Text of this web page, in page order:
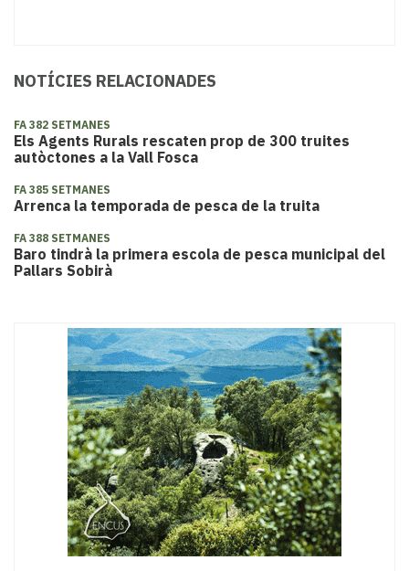
NOTÍCIES RELACIONADES
FA 382 SETMANES
Els Agents Rurals rescaten prop de 300 truites
autòctones a la Vall Fosca
FA 385 SETMANES
Arrenca la temporada de pesca de la truita
FA 388 SETMANES
​Baro tindrà la primera escola de pesca municipal del
Pallars Sobirà